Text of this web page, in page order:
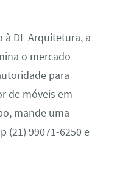
DL Arquitetura, a
o mercado
para
de móveis em
mande uma
(21) 99071-6250 e